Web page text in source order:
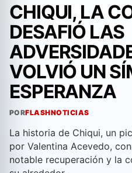
CHIQUI, LA
DESAFIÓ LAS
VOLVIÓ UN
ESPERANZA
PORFLASHNOTICIAS
La historia de Chiqui, un
por Valentina Acevedo,
notable recuperación y la